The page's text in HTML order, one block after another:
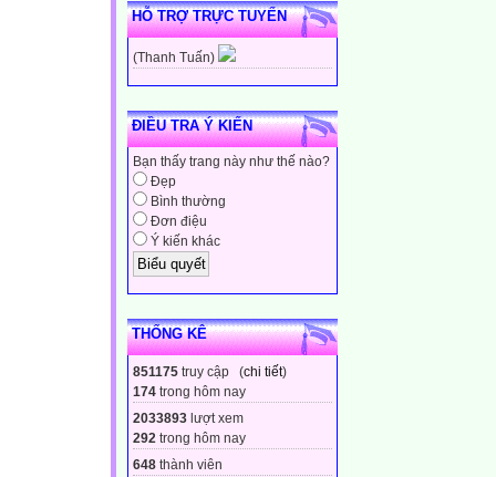
HỖ TRỢ TRỰC TUYẾN
(Thanh Tuấn)
ĐIỀU TRA Ý KIẾN
Bạn thấy trang này như thế nào?
Đẹp
Bình thường
Đơn điệu
Ý kiến khác
THỐNG KÊ
851175 truy cập (chi tiết)
174 trong hôm nay
2033893 lượt xem
292 trong hôm nay
648 thành viên